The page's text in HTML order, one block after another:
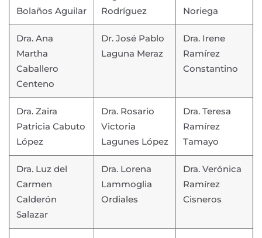
Bolaños Aguilar
Rodríguez
Noriega
Dra. Ana
Martha
Caballero
Centeno
Dr. José Pablo
Laguna Meraz
Dra. Irene
Ramírez
Constantino
Dra. Zaira
Patricia Cabuto
López
Dra. Rosario
Victoria
Lagunes López
Dra. Teresa
Ramírez
Tamayo
Dra. Luz del
Carmen
Calderón
Salazar
Dra. Lorena
Lammoglia
Ordiales
Dra. Verónica
Ramírez
Cisneros